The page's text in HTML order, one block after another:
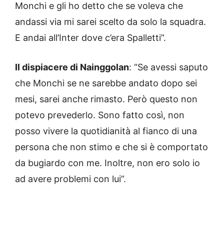
Monchi e gli ho detto che se voleva che
andassi via mi sarei scelto da solo la squadra.
E andai all’Inter dove c’era Spalletti”.
Il dispiacere di Nainggolan: “Se avessi saputo
che Monchi se ne sarebbe andato dopo sei
mesi, sarei anche rimasto. Però questo non
potevo prevederlo. Sono fatto così, non
posso vivere la quotidianità al fianco di una
persona che non stimo e che si è comportato
da bugiardo con me. Inoltre, non ero solo io
ad avere problemi con lui”.